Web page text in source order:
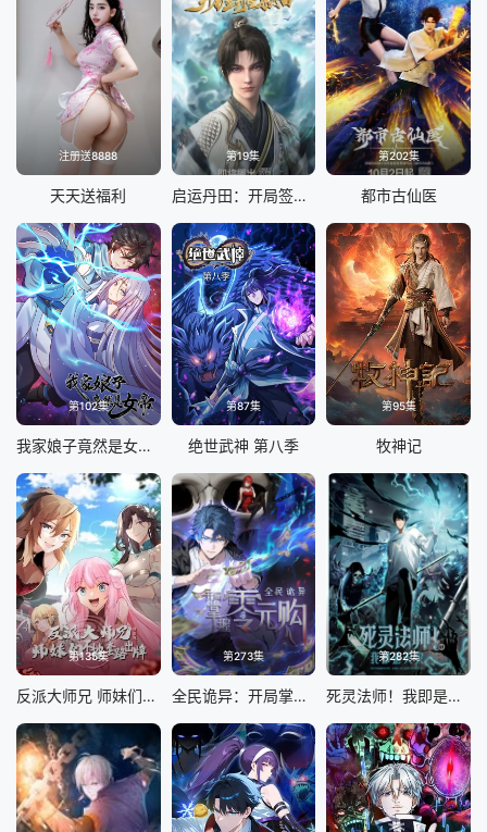
注册送8888
天天送福利
第19集
启运丹田：开局签到至尊丹田
第202集
都市古仙医
第102集
我家娘子竟然是女帝 动态漫画
第87集
绝世武神 第八季
第95集
牧神记
第135集
反派大师兄 师妹们不按套路出牌·动态漫画
第273集
全民诡异：开局掌握零元购
第282集
死灵法师！我即是天灾